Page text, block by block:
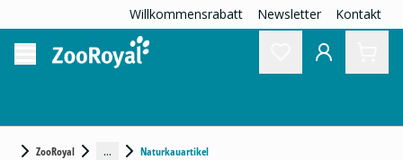
Willkommensrabatt Newsletter Kontakt
ZooRoyal ... Naturkauartikel